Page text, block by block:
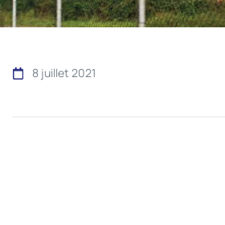
8 juillet 2021